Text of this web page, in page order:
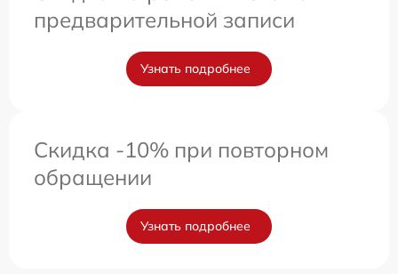
предварительной записи
Узнать подробнее
Скидка -10% при повторном
обращении
Узнать подробнее